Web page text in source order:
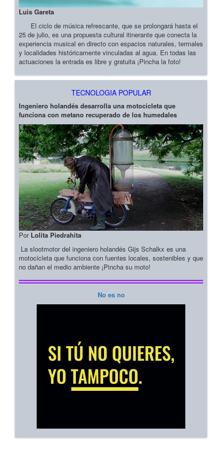
Luis Gareta
El ciclo de música refrescante, que se prolongará hasta el
25 de julio, es una propuesta cultural itinerante que conecta la
experiencia musical en directo con espacios naturales, termales
y localidades históricamente vinculadas al agua. En todas las
actuaciones la entrada es libre y gratuita ¡Pincha la foto!
TECNOLOGIA POPULAR
Ingeniero holandés desarrolla una motocicleta que
funciona con metano recuperado de los humedales
Por Lolita Piedrahita
La slootmotor del ingeniero holandés Gijs Schalkx es una
motocicleta que funciona con fuentes locales, sostenibles y que
no dañan el medio ambiente ¡Pincha su moto!
No es no